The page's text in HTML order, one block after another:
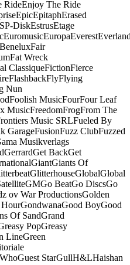
RideEnjoy The Ride
EpicEpitaphErased
DiskEstrusEtage
EuromusicEuropaEverest
Fair
Fat Wreck
ClassiqueFictionFierce
FlashbackFlyFlying
Nun
Foolish MusicFourFour Leaf
MusicFreedomFrogFrom The
Music SRLFueled By
GarageFusionFuzz ClubFuzzed
Musikverlags
GerrardGet BackGet
GiantGiants Of
GlitterhouseGlobalGlobal
GMGo BeatGo DiscsGo
ov War ProductionsGolden
GondwanaGood BoyGood
Of SandGrand
PopGreasy
LineGreen
Guest StarGullH&LHaishan